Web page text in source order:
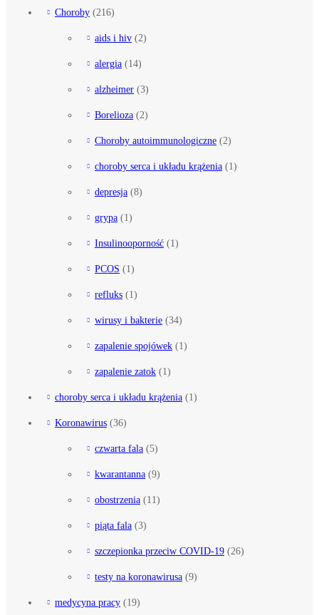
Choroby (216)
aids i hiv (2)
alergia (14)
alzheimer (3)
Borelioza (2)
Choroby autoimmunologiczne (2)
choroby serca i układu krążenia (1)
depresja (8)
grypa (1)
Insulinooporność (1)
PCOS (1)
refluks (1)
wirusy i bakterie (34)
zapalenie spojówek (1)
zapalenie zatok (1)
choroby serca i układu krążenia (1)
Koronawirus (36)
czwarta fala (5)
kwarantanna (9)
obostrzenia (11)
piąta fala (3)
szczepionka przeciw COVID-19 (26)
testy na koronawirusa (9)
medycyna pracy (19)